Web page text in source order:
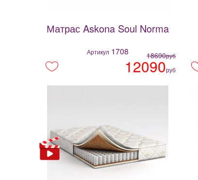
Матрас Askona Soul Norma
Артикул 1708 18690руб
12090руб